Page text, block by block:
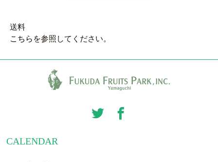
送料
こちら を参照してください。
CALENDAR